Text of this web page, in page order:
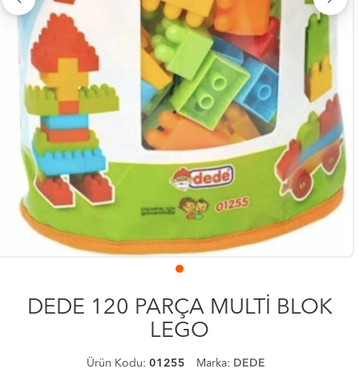
DEDE 120 PARÇA MULTİ BLOK
LEGO
Ürün Kodu: 01255 Marka: DEDE